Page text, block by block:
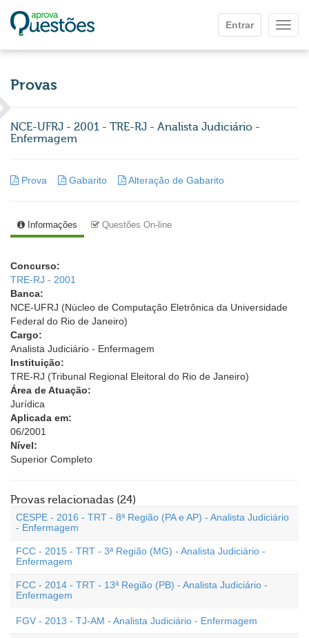
Entrar
Provas
NCE-UFRJ - 2001 - TRE-RJ - Analista Judiciário -
Enfermagem
Prova Gabarito Alteração de Gabarito
Informações Questões On-line
Concurso:
TRE-RJ - 2001
Banca:
NCE-UFRJ (Núcleo de Computação Eletrônica da Universidade
Federal do Rio de Janeiro)
Cargo:
Analista Judiciário - Enfermagem
Instituição:
TRE-RJ (Tribunal Regional Eleitoral do Rio de Janeiro)
Área de Atuação:
Jurídica
Aplicada em:
06/2001
Nível:
Superior Completo
Provas relacionadas (24)
CESPE - 2016 - TRT - 8ª Região (PA e AP) - Analista Judiciário
- Enfermagem
FCC - 2015 - TRT - 3ª Região (MG) - Analista Judiciário -
Enfermagem
FCC - 2014 - TRT - 13ª Região (PB) - Analista Judiciário -
Enfermagem
FGV - 2013 - TJ-AM - Analista Judiciário - Enfermagem